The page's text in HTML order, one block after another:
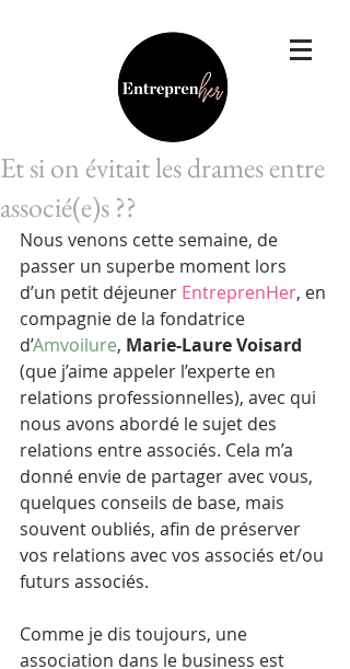
Et si on évitait les drames entre
associé(e)s ??
Nous venons cette semaine, de
passer un superbe moment lors
d’un petit déjeuner EntreprenHer, en
compagnie de la fondatrice
d’Amvoilure, Marie-Laure Voisard
(que j’aime appeler l’experte en
relations professionnelles), avec qui
nous avons abordé le sujet des
relations entre associés. Cela m’a
donné envie de partager avec vous,
quelques conseils de base, mais
souvent oubliés, afin de préserver
vos relations avec vos associés et/ou
futurs associés.
Comme je dis toujours, une
association dans le business est